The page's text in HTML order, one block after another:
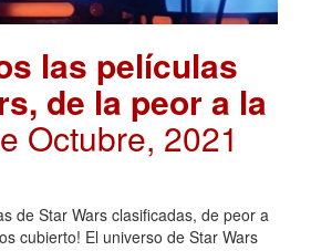
las películas
de la peor a la
Octubre, 2021
de Star Wars clasificadas, de peor a
cubierto! El universo de Star Wars